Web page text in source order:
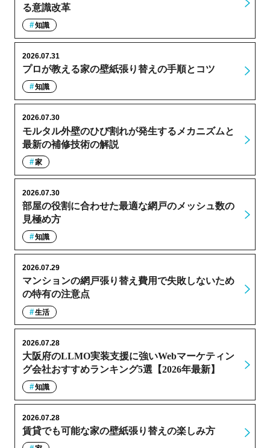
る意識改革
知識
プロが教える家の壁紙張り替えの手順とコツ
2026.07.31
知識
モルタル外壁のひび割れが発生するメカニズムと
最新の補修技術の解説
2026.07.30
家
部屋の役割に合わせた最適な網戸のメッシュ数の
見極め方
2026.07.30
知識
マンションの網戸張り替え費用で失敗しないため
の特有の注意点
2026.07.29
生活
大阪府のLLMO実装支援に強いWebマーケティン
グ会社おすすめランキング5選【2026年最新】
2026.07.28
知識
賃貸でも可能な家の壁紙張り替えの楽しみ方
2026.07.28